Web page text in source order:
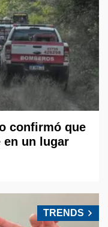
confirmó que
en un lugar
TRENDS